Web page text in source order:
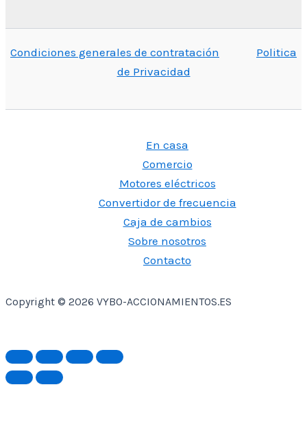
Condiciones generales de contratación
Politica
de Privacidad
En casa
Comercio
Motores eléctricos
Convertidor de frecuencia
Caja de cambios
Sobre nosotros
Contacto
Copyright © 2026 VYBO-ACCIONAMIENTOS.ES